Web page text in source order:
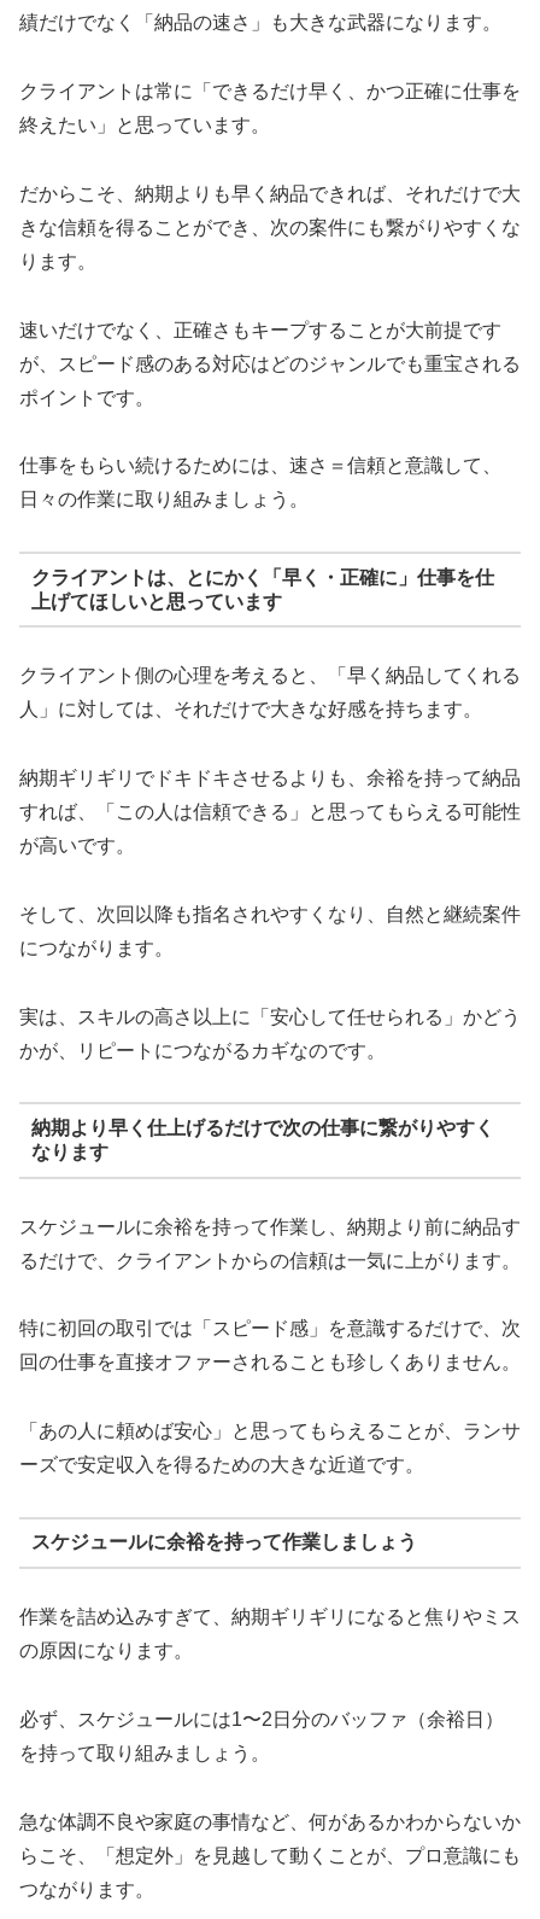
績だけでなく「納品の速さ」も大きな武器になります。
クライアントは常に「できるだけ早く、かつ正確に仕事を
終えたい」と思っています。
だからこそ、納期よりも早く納品できれば、それだけで大
きな信頼を得ることができ、次の案件にも繋がりやすくな
ります。
速いだけでなく、正確さもキープすることが大前提です
が、スピード感のある対応はどのジャンルでも重宝される
ポイントです。
仕事をもらい続けるためには、速さ＝信頼と意識して、
日々の作業に取り組みましょう。
クライアントは、とにかく「早く・正確に」仕事を仕
上げてほしいと思っています
クライアント側の心理を考えると、「早く納品してくれる
人」に対しては、それだけで大きな好感を持ちます。
納期ギリギリでドキドキさせるよりも、余裕を持って納品
すれば、「この人は信頼できる」と思ってもらえる可能性
が高いです。
そして、次回以降も指名されやすくなり、自然と継続案件
につながります。
実は、スキルの高さ以上に「安心して任せられる」かどう
かが、リピートにつながるカギなのです。
納期より早く仕上げるだけで次の仕事に繋がりやすく
なります
スケジュールに余裕を持って作業し、納期より前に納品す
るだけで、クライアントからの信頼は一気に上がります。
特に初回の取引では「スピード感」を意識するだけで、次
回の仕事を直接オファーされることも珍しくありません。
「あの人に頼めば安心」と思ってもらえることが、ランサ
ーズで安定収入を得るための大きな近道です。
スケジュールに余裕を持って作業しましょう
作業を詰め込みすぎて、納期ギリギリになると焦りやミス
の原因になります。
必ず、スケジュールには1〜2日分のバッファ（余裕日）
を持って取り組みましょう。
急な体調不良や家庭の事情など、何があるかわからないか
らこそ、「想定外」を見越して動くことが、プロ意識にも
つながります。